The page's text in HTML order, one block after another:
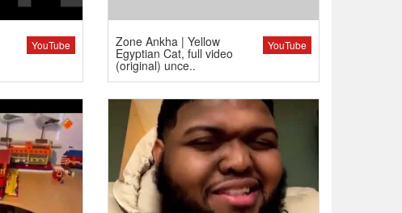
YouTube YouTube
Zone Ankha | Yellow
Egyptian Cat, full video
(original) unce..